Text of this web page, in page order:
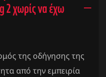
χωρίς να έχω
της οδήγησης της
από την εμπειρία